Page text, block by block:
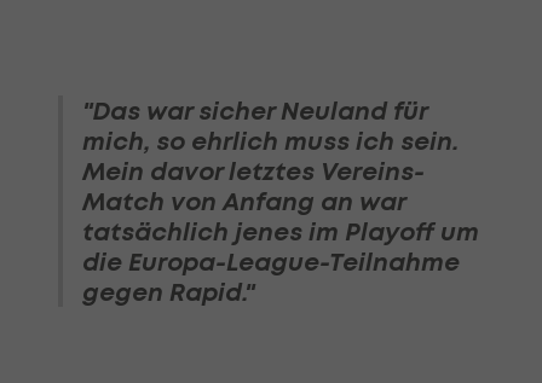
"Das war sicher Neuland für
mich, so ehrlich muss ich sein.
Mein davor letztes Vereins-
Match von Anfang an war
tatsächlich jenes im Playoff um
die Europa-League-Teilnahme
gegen Rapid."